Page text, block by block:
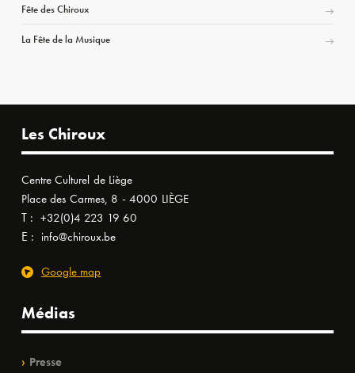
Fête des Chiroux
La Fête de la Musique
Les Chiroux
Centre Culturel de Liège
Place des Carmes, 8 - 4000 LIÈGE
T : +32(0)4 223 19 60
E : info@chiroux.be
Google map
Médias
Presse